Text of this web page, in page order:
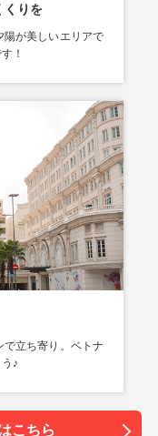
くりを
陽が美しいエリアで
！
立ち寄り。ベトナ
♪
こちら